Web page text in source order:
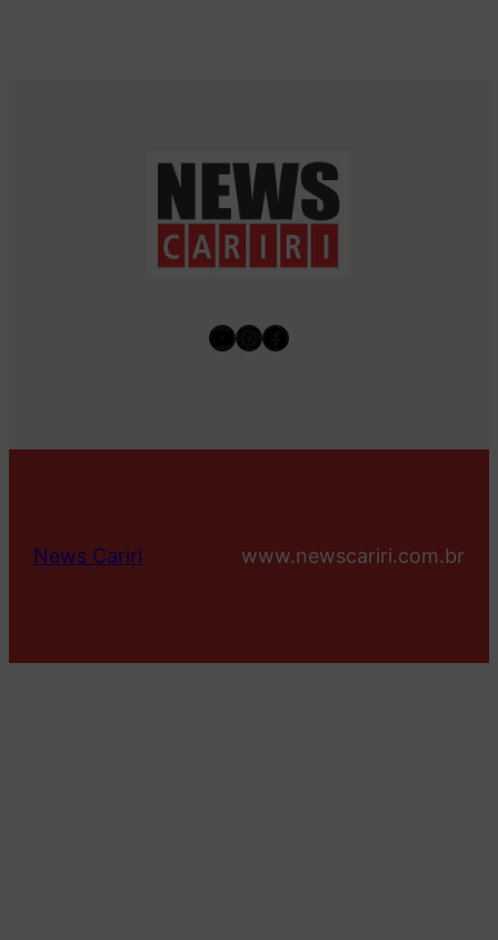
Youtube
Instagram
Facebook
News Cariri www.newscariri.com.br